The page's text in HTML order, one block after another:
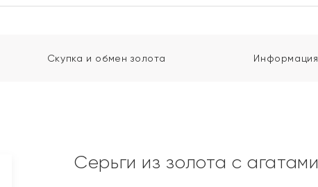
Скупка и обмен золота Информация
Серьги из золота с агатами